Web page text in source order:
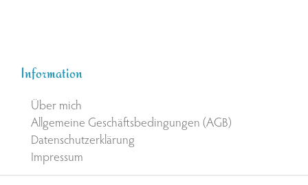
Information
Über mich
Allgemeine Geschäftsbedingungen (AGB)
Datenschutzerklärung
Impressum